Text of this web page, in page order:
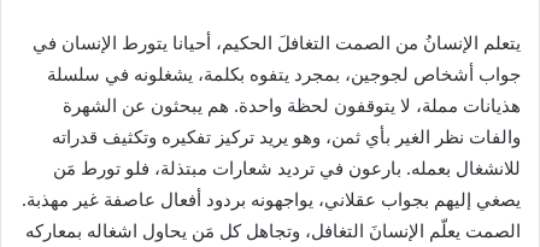
يتعلم الإنسانُ من الصمت التغافلَ الحكيم، أحيانا يتورط الإنسان في
جواب أشخاص لجوجين، بمجرد يتفوه بكلمة، يشغلونه في سلسلة
هذيانات مملة، لا يتوقفون لحظة واحدة. هم يبحثون عن الشهرة
والفات نظر الغير بأي ثمن، وهو يريد تركيز تفكيره وتكثيف قدراته
للانشغال بعمله. بارعون في ترديد شعارات مبتذلة، فلو تورط مَن
يصغي إليهم بجواب عقلاني، يواجهونه بردود أفعال عاصفة غير مهذبة.
الصمت يعلّم الإنسانَ التغافل، وتجاهل كل مَن يحاول اشغاله بمعاركه